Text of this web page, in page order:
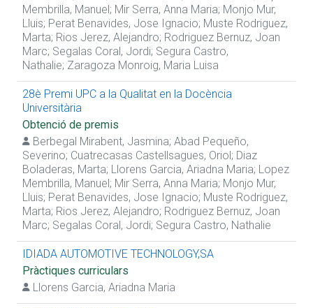
Membrilla, Manuel; Mir Serra, Anna Maria; Monjo Mur,
Lluis; Perat Benavides, Jose Ignacio; Muste Rodriguez,
Marta; Rios Jerez, Alejandro; Rodriguez Bernuz, Joan
Marc; Segalas Coral, Jordi; Segura Castro,
Nathalie; Zaragoza Monroig, Maria Luisa
28è Premi UPC a la Qualitat en la Docència
Universitària
Obtenció de premis
Berbegal Mirabent, Jasmina; Abad Pequeño,
Severino; Cuatrecasas Castellsagues, Oriol; Diaz
Boladeras, Marta; Llorens Garcia, Ariadna Maria; Lopez
Membrilla, Manuel; Mir Serra, Anna Maria; Monjo Mur,
Lluis; Perat Benavides, Jose Ignacio; Muste Rodriguez,
Marta; Rios Jerez, Alejandro; Rodriguez Bernuz, Joan
Marc; Segalas Coral, Jordi; Segura Castro, Nathalie
IDIADA AUTOMOTIVE TECHNOLOGY,SA
Pràctiques curriculars
Llorens Garcia, Ariadna Maria